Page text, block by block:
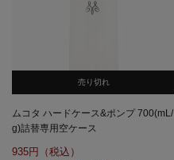
売り切れ
ムコタ ハードケース&ポンプ 700(mL/
g)詰替専用空ケース
935